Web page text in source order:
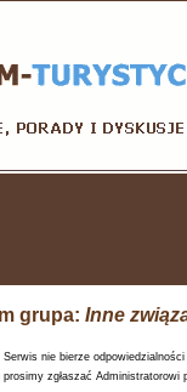
grupa: Inne
Serwis nie bierze
prosimy zgłaszać Administratorowi